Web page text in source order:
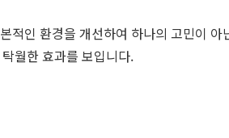
인 환경을 개선하여 하나의 고민이
월한 효과를 보입니다.